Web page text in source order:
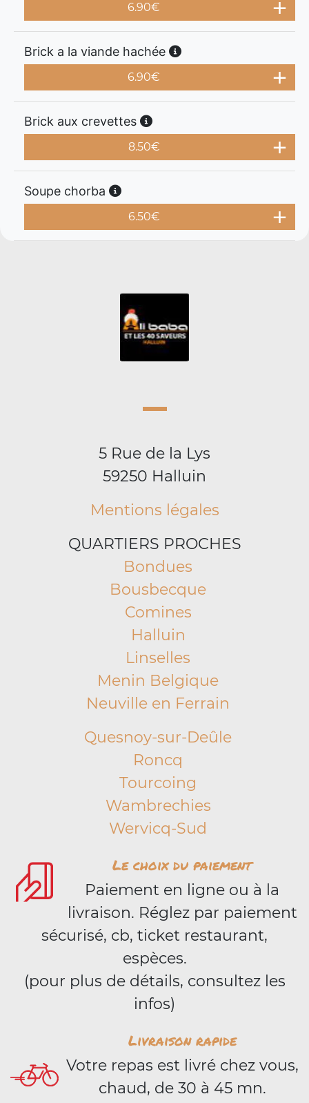
6.90€
Brick a la viande hachée
6.90€
Brick aux crevettes
8.50€
Soupe chorba
6.50€
5 Rue de la Lys
59250 Halluin
Mentions légales
QUARTIERS PROCHES
Bondues
Bousbecque
Comines
Halluin
Linselles
Menin Belgique
Neuville en Ferrain
Quesnoy-sur-Deûle
Roncq
Tourcoing
Wambrechies
Wervicq-Sud
Le choix du paiement
Paiement en ligne ou à la
livraison. Réglez par paiement
sécurisé, cb, ticket restaurant,
espèces.
(pour plus de détails, consultez les
infos)
Livraison rapide
Votre repas est livré chez vous,
chaud, de 30 à 45 mn.